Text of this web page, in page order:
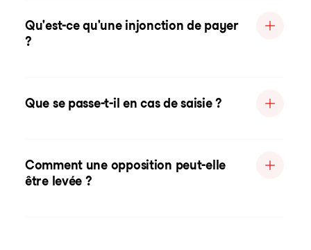
Qu'est-ce qu'une injonction de payer
?
Que se passe-t-il en cas de saisie ?
Comment une opposition peut-elle
être levée ?